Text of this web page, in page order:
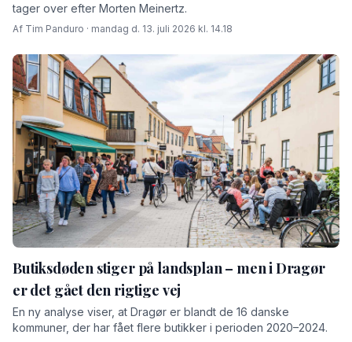
tager over efter Morten Meinertz.
Af Tim Panduro · mandag d. 13. juli 2026 kl. 14.18
Butiksdøden stiger på landsplan – men i Dragør
er det gået den rigtige vej
En ny analyse viser, at Dragør er blandt de 16 danske
kommuner, der har fået flere butikker i perioden 2020–2024.